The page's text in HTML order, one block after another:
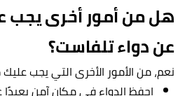
هل من أمور أخرى يجب
عن دواء تلفاست؟
نعم، من الأمور الأخرى التي يجب
احفظ الدواء في مكان آمن